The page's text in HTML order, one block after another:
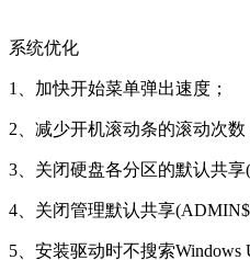
系统优化
1、加快开始菜单弹出速度；
2、减少开机滚动条的滚动次数
3、关闭硬盘各分区的默认共
4、关闭管理默认共享
5、安装驱动时不搜索Windows